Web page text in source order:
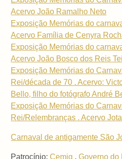
Acervo João Ramalho Neto
Exposição Memórias do
Acervo Família de Cenyra
Exposição Memórias do
Acervo João Bosco dos Reis
Exposição Memórias do
Rei/década de 70 . Acervo:
Bello, filho do fotógrafo André
Exposição Memórias do
Rei/Relembranças . Acervo
Carnaval de antigamente São
Patrocínio:Cemig .Governo do